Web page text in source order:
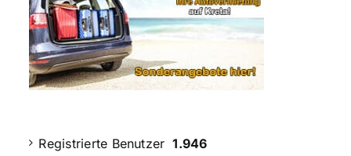
Registrierte Benutzer 1.946